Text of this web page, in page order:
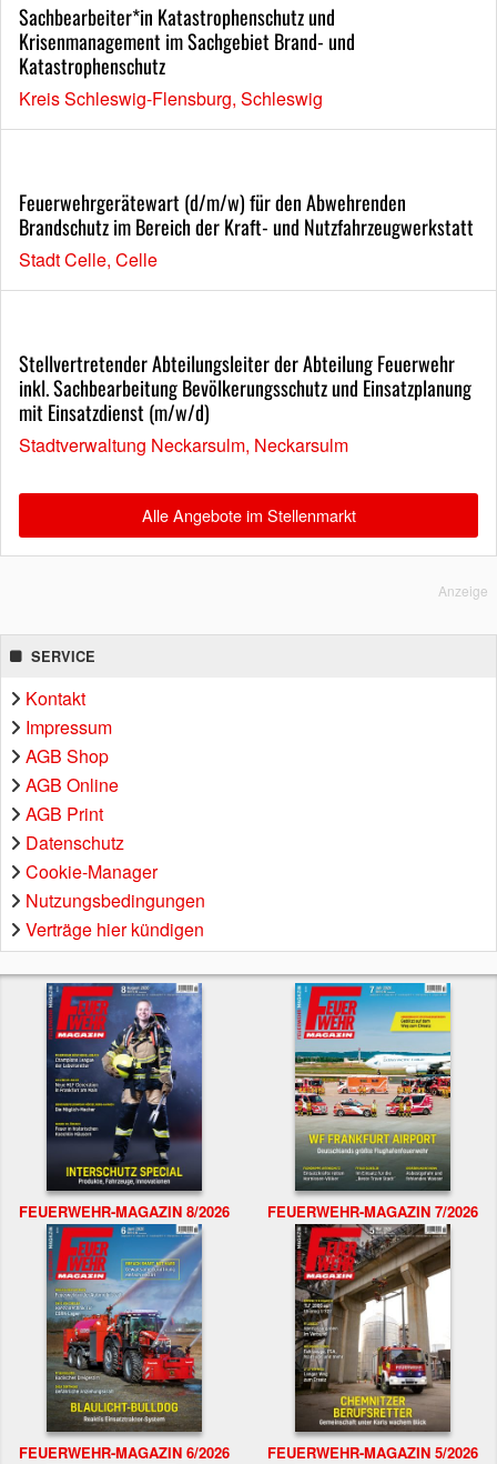
Sachbearbeiter*in Katastrophenschutz und
Krisenmanagement im Sachgebiet Brand- und
Katastrophenschutz
Kreis Schleswig-Flensburg, Schleswig
Feuerwehrgerätewart (d/m/w) für den Abwehrenden
Brandschutz im Bereich der Kraft- und Nutzfahrzeugwerkstatt
Stadt Celle, Celle
Stellvertretender Abteilungsleiter der Abteilung Feuerwehr
inkl. Sachbearbeitung Bevölkerungsschutz und Einsatzplanung
mit Einsatzdienst (m/w/d)
Stadtverwaltung Neckarsulm, Neckarsulm
Alle Angebote im Stellenmarkt
Anzeige
SERVICE
Kontakt
Impressum
AGB Shop
AGB Online
AGB Print
Datenschutz
Cookie-Manager
Nutzungsbedingungen
Verträge hier kündigen
FEUERWEHR-MAGAZIN 8/2026 FEUERWEHR-MAGAZIN 7/2026
FEUERWEHR-MAGAZIN 6/2026 FEUERWEHR-MAGAZIN 5/2026